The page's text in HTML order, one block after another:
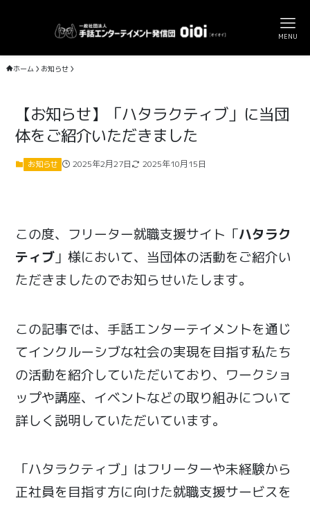
MENU
ホーム お知らせ
【お知らせ】「ハタラクティブ」に当団
体をご紹介いただきました
お知らせ 2025年2月27日 2025年10月15日
この度、フリーター就職支援サイト「ハタラク
ティブ 」様において、当団体の活動をご紹介い
ただきましたのでお知らせいたします。
この記事では、手話エンターテイメントを通じ
てインクルーシブな社会の実現を目指す私たち
の活動を紹介していただいており、ワークショ
ップや講座、イベントなどの取り組みについて
詳しく説明していただいています。
「ハタラクティブ」はフリーターや未経験から
正社員を目指す方に向けた就職支援サービスを